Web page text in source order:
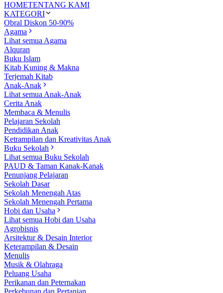
HOMETENTANG KAMI
KATEGORI
Obral Diskon 50-90%
Agama
Lihat semua Agama
Alquran
Buku Islam
Kitab Kuning & Makna
Terjemah Kitab
Anak-Anak
Lihat semua Anak-Anak
Cerita Anak
Membaca & Menulis
Pelajaran Sekolah
Pendidikan Anak
Ketrampilan dan Kreativitas Anak
Buku Sekolah
Lihat semua Buku Sekolah
PAUD & Taman Kanak-Kanak
Penunjang Pelajaran
Sekolah Dasar
Sekolah Menengah Atas
Sekolah Menengah Pertama
Hobi dan Usaha
Lihat semua Hobi dan Usaha
Agrobisnis
Arsitektur & Desain Interior
Keterampilan & Desain
Menulis
Musik & Olahraga
Peluang Usaha
Perikanan dan Peternakan
Perkebunan dan Pertanian